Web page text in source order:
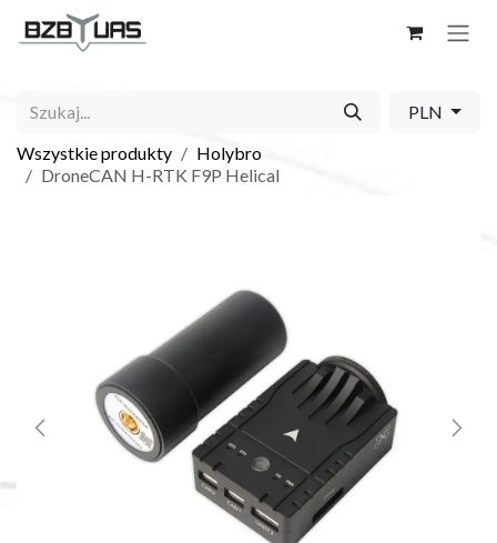
Skip to Content
PLN
Wszystkie produkty
Holybro
DroneCAN H-RTK F9P Helical